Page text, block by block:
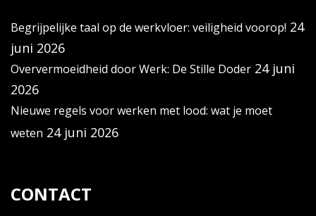
Begrijpelijke taal op de werkvloer: veiligheid voorop! 24
juni 2026
Oververmoeidheid door Werk: De Stille Doder 24 juni
2026
Nieuwe regels voor werken met lood: wat je moet
weten 24 juni 2026
CONTACT